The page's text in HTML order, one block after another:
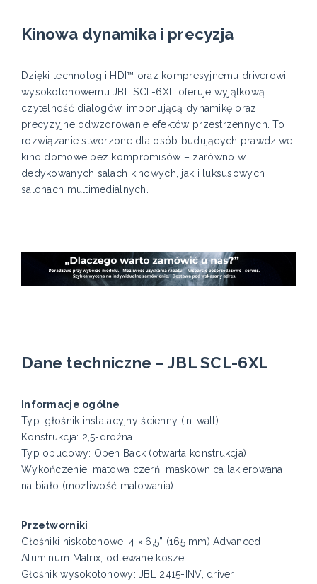
Kinowa dynamika i precyzja
Dzięki technologii HDI™ oraz kompresyjnemu driverowi
wysokotonowemu JBL SCL-6XL oferuje wyjątkową
czytelność dialogów, imponującą dynamikę oraz
precyzyjne odwzorowanie efektów przestrzennych. To
rozwiązanie stworzone dla osób budujących prawdziwe
kino domowe bez kompromisów – zarówno w
dedykowanych salach kinowych, jak i luksusowych
salonach multimedialnych.
Dane techniczne – JBL SCL-6XL
Informacje ogólne
Typ: głośnik instalacyjny ścienny (in-wall)
Konstrukcja: 2,5-drożna
Typ obudowy: Open Back (otwarta konstrukcja)
Wykończenie: matowa czerń, maskownica lakierowana
na biało (możliwość malowania)
Przetworniki
Głośniki niskotonowe: 4 × 6,5” (165 mm) Advanced
Aluminum Matrix, odlewane kosze
Głośnik wysokotonowy: JBL 2415-INV, driver